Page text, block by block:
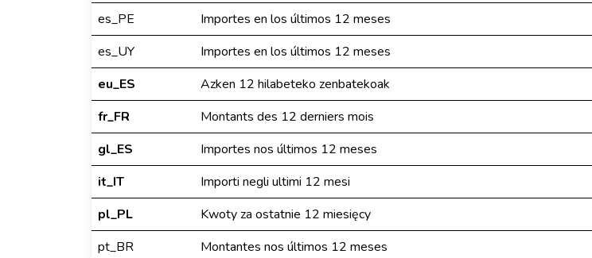
es_PE
Importes en los últimos 12 meses
es_UY
Importes en los últimos 12 meses
eu_ES
Azken 12 hilabeteko zenbatekoak
fr_FR
Montants des 12 derniers mois
gl_ES
Importes nos últimos 12 meses
it_IT
Importi negli ultimi 12 mesi
pl_PL
Kwoty za ostatnie 12 miesięcy
pt_BR
Montantes nos últimos 12 meses